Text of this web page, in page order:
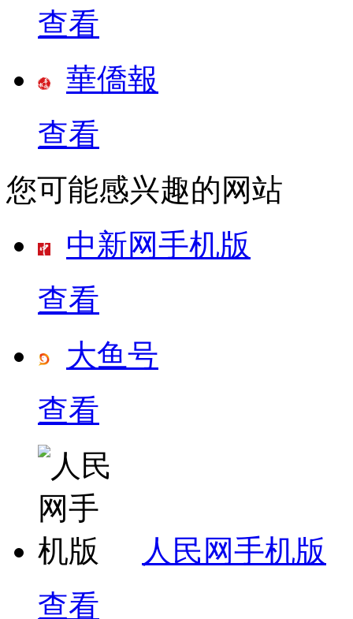
查看
華僑報
查看
您可能感兴趣的网站
中新网手机版
查看
大鱼号
查看
人民网手机版
查看